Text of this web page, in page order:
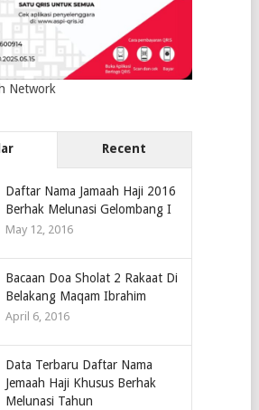
Network
Recent
Daftar Nama Jamaah Haji 2016
Berhak Melunasi Gelombang I
May 12, 2016
Bacaan Doa Sholat 2 Rakaat Di
Belakang Maqam Ibrahim
April 6, 2016
Data Terbaru Daftar Nama
Jemaah Haji Khusus Berhak
Melunasi Tahun